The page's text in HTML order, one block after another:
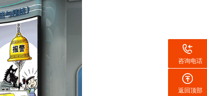
咨询电话
返回顶部